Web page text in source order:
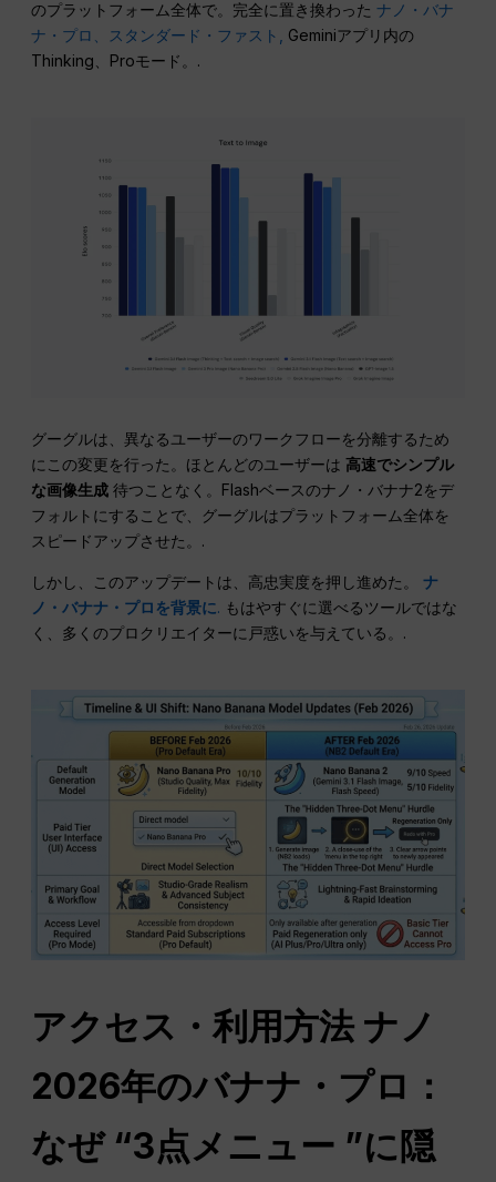
のプラットフォーム全体で。完全に置き換わったナノ・バナ
ナ・プロ、スタンダード・ファスト,
Geminiアプリ内の
Thinking、Proモード。.
グーグルは、異なるユーザーのワークフローを分離するため
にこの変更を行った。ほとんどのユーザーは高速でシンプル
な画像生成 待つことなく。Flashベースのナノ・バナナ2をデ
フォルトにすることで、グーグルはプラットフォーム全体を
スピードアップさせた。.
しかし、このアップデートは、高忠実度を押し進めた。ナ
ノ・バナナ・プロを背景に. もはやすぐに選べるツールではな
く、多くのプロクリエイターに戸惑いを与えている。.
アクセス・利用方法 ナノ
2026年のバナナ・プロ：
なぜ “3点メニュー ”に隠